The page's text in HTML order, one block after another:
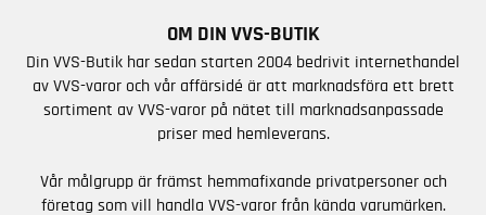
OM DIN VVS-BUTIK
Din VVS-Butik har sedan starten 2004 bedrivit internethandel
av VVS-varor och vår affärsidé är att marknadsföra ett brett
sortiment av VVS-varor på nätet till marknadsanpassade
priser med hemleverans.
Vår målgrupp är främst hemmafixande privatpersoner och
företag som vill handla VVS-varor från kända varumärken.